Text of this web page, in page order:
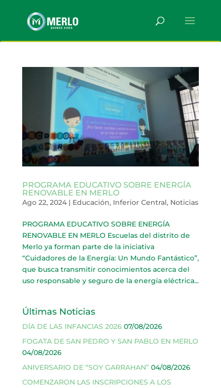
PROGRAMA EDUCATIVO SOBRE ENERGÍA
RENOVABLE EN MERLO
Ago 22, 2024| Educación, Inferior Central, Noticias
PROGRAMA EDUCATIVO SOBRE ENERGÍA
RENOVABLE EN MERLO Escuelas del distrito de
Merlo ya forman parte de la iniciativa
“Cuidadores de la Energía: Un Mundo Fantástico”,
que busca transmitir conocimientos acerca del
uso responsable y seguro de la energía eléctrica...
Últimas Noticias
DÍA DE LAS INFANCIAS 2026 07/08/2026
FOGATA DE SAN PEDRO Y SAN PABLO EN MERLO
04/08/2026
ANIVERSARIO DE “SOY GARRAHAN” 04/08/2026
COMENZARON LAS INSCRIPCIONES A LOS